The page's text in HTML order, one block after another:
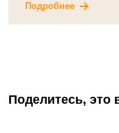
Подробнее
Поделитесь, это